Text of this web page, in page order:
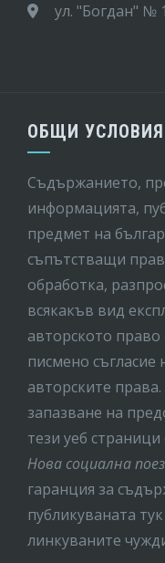
ул. "Богдан" №
ОБЩИ УСЛОВИЯ
Съдържанието,
информацията,
предмет на
съпътстващи
обработка,
всякакъв вид
авторското
писмено съгласие
авторските
запазване на
тези уеб
Нова социална
гаранция за
публикуваната
линкуваните